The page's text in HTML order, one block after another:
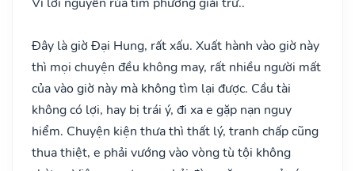
Đây là giờ Đại Hung, rất xấu. Xuất hành vào giờ này
thì mọi chuyện đều không may, rất nhiều người mất
của vào giờ này mà không tìm lại được. Cầu tài
không có lợi, hay bị trái ý, đi xa e gặp nạn nguy
hiểm. Chuyện kiện thưa thì thất lý, tranh chấp cũng
thua thiệt, e phải vướng vào vòng tù tội không